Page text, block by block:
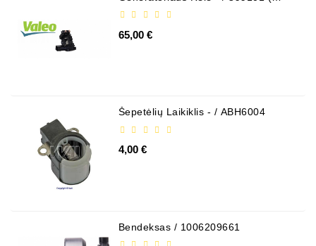
65,00 €
Šepetėlių Laikiklis - / ABH6004
4,00 €
Bendeksas / 1006209661